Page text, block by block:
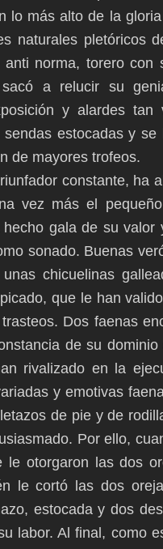
lo más alto de la gloria
naturales pletóricos
norma, torero con
a relucir su
y alardes tan
estocadas y se
de mayores trofeos.
constante, ha
vez más el
gala de su valor
sonado. Buenas
chicuelinas
que le han
Dos faenas
de su dominio
rivalizado en la
y emotivas
de pie y de
Por ello,
otorgaron las dos
le cortó las dos
estocada y dos
labor. Al final, como